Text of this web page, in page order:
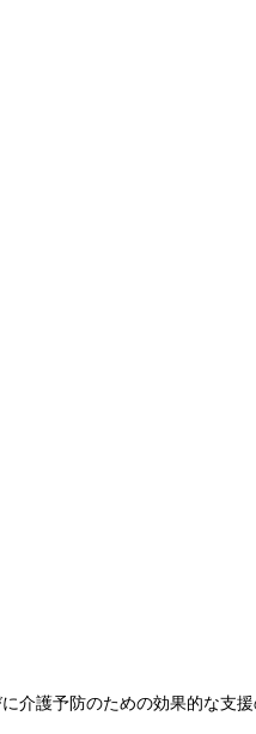
介護予防のための効果的な支